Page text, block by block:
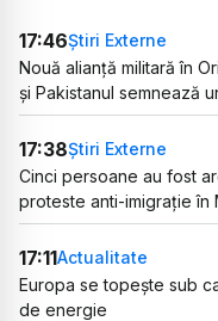
17:46Știri Externe
Nouă alianță militară în
și Pakistanul semnează
17:38Știri Externe
Cinci persoane au fost
proteste anti-imigrație în
17:11Actualitate
Europa se topește sub
de energie